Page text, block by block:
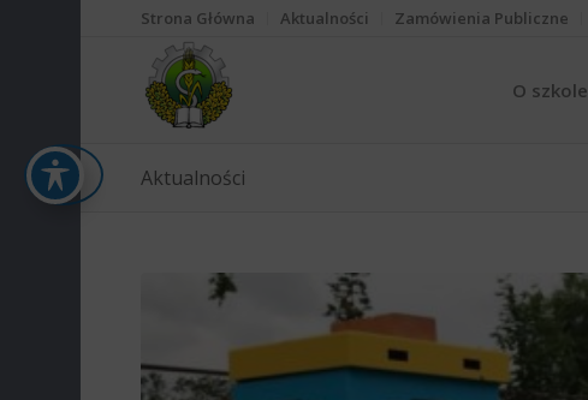
Strona Główna Aktualności Zamówienia Publiczne
O szkole
Aktualności